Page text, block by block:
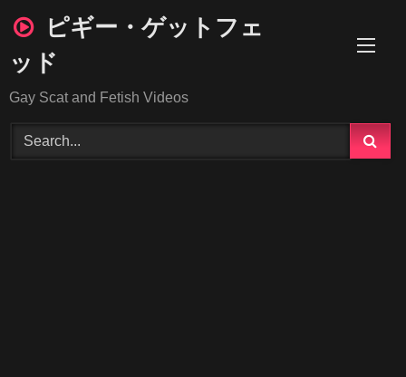
content
ピギー・ゲットフェ
ッド
Gay Scat and Fetish Videos